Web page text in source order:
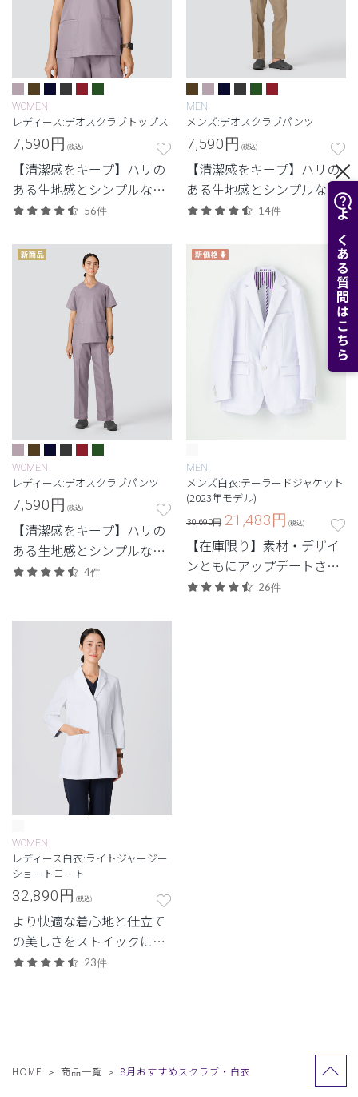
よくある質問はこちら
WOMEN
レディース:デオスクラブトップス
7,590円 (税込)
【清潔感をキープ】ハリの
ある生地感とシンプルなデ
ザイン。清潔感と快適さに
ル。
56件
MEN
メンズ:デオスクラブパンツ
7,590円 (税込)
【清潔感をキープ】ハリの
ある生地感とシンプルなデ
ザイン。清潔感と快適さに
ル。
14件
WOMEN
レディース:デオスクラブパンツ
7,590円 (税込)
【清潔感をキープ】ハリの
ある生地感とシンプルなデ
ザイン。清潔感と快適さに
4件
MEN
メンズ白衣:テーラードジャケット
(2023年モデル)
30,690円 21,483円 (税込)
【在庫限り】素材・デザイ
ンともにアップデートされ
た、定番人気のテーラード
26件
WOMEN
レディース白衣:ライトジャージー
ショートコート
32,890円 (税込)
より快適な着心地と仕立て
の美しさをストイックに追
求した、クラシコにしか生
23件
HOME 商品一覧 8月おすすめスクラブ・白衣